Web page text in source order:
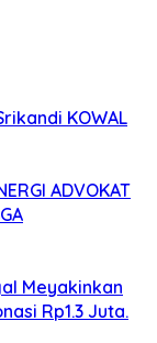
KOWAL
ADVOKAT
Meyakinkan
Rp1.3 Juta.